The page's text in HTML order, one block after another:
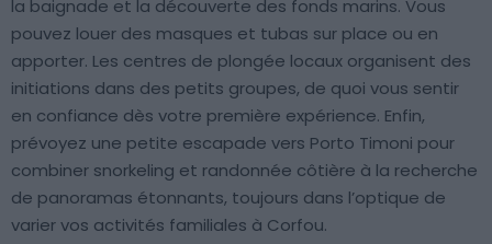
la baignade et la découverte des fonds marins. Vous
pouvez louer des masques et tubas sur place ou en
apporter. Les centres de plongée locaux organisent des
initiations dans des petits groupes, de quoi vous sentir
en confiance dès votre première expérience. Enfin,
prévoyez une petite escapade vers Porto Timoni pour
combiner snorkeling et randonnée côtière à la recherche
de panoramas étonnants, toujours dans l’optique de
varier vos activités familiales à Corfou.